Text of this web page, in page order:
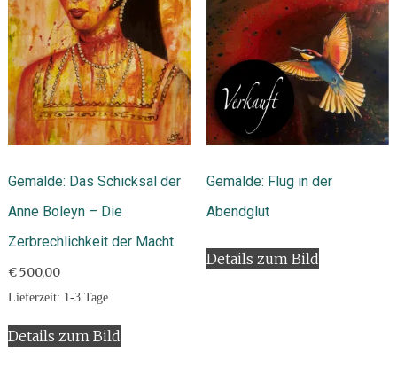
Gemälde: Das Schicksal der
Anne Boleyn – Die
Zerbrechlichkeit der Macht
€500,00
Lieferzeit: 1-3 Tage
Details zum Bild
Gemälde: Flug in der
Abendglut
Details zum Bild